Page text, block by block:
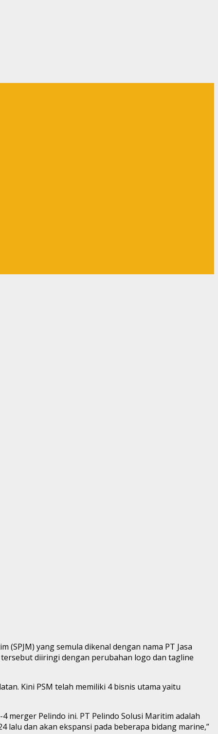
(SPJM) yang semula dikenal dengan nama PT Jasa
tersebut diiringi dengan perubahan logo dan tagline
Kini PSM telah memiliki 4 bisnis utama yaitu
merger Pelindo ini. PT Pelindo Solusi Maritim adalah
lalu dan akan ekspansi pada beberapa bidang marine,”